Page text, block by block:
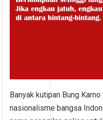
Banyak kutipan Bung
nasionalisme bangsa